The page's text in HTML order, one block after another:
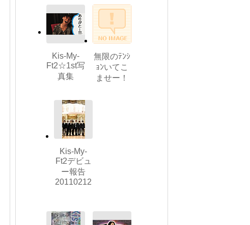
Kis-My-
Ft2☆1st写
真集
無限のﾃﾝｼ
ｮﾝいてこ
ませー！
Kis-My-
Ft2デビュ
ー報告
20110212